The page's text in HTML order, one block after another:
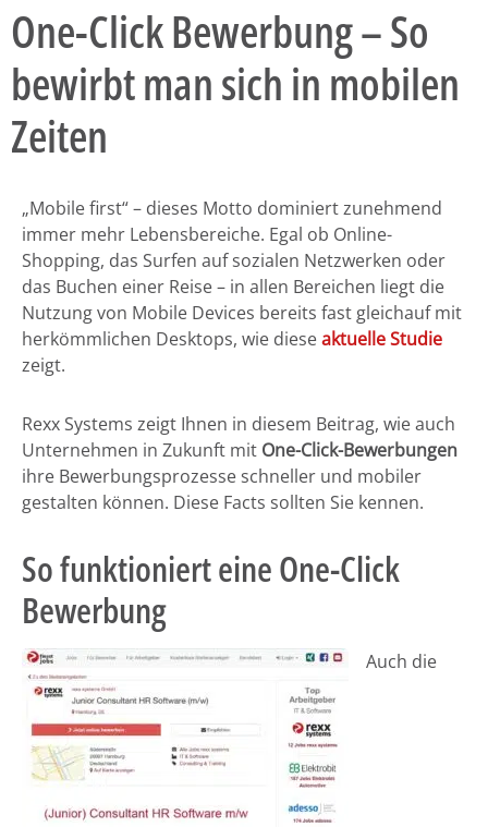
One-Click Bewerbung – So
bewirbt man sich in mobilen
Zeiten
„Mobile first“ – dieses Motto dominiert zunehmend
immer mehr Lebensbereiche. Egal ob Online-
Shopping, das Surfen auf sozialen Netzwerken oder
das Buchen einer Reise – in allen Bereichen liegt die
Nutzung von Mobile Devices bereits fast gleichauf mit
herkömmlichen Desktops, wie dieseaktuelle Studie
zeigt.
Rexx Systems zeigt Ihnen in diesem Beitrag, wie auch
Unternehmen in Zukunft mit One-Click-Bewerbungen
ihre Bewerbungsprozesse schneller und mobiler
gestalten können. Diese Facts sollten Sie kennen.
So funktioniert eine One-Click
Bewerbung
Auch die